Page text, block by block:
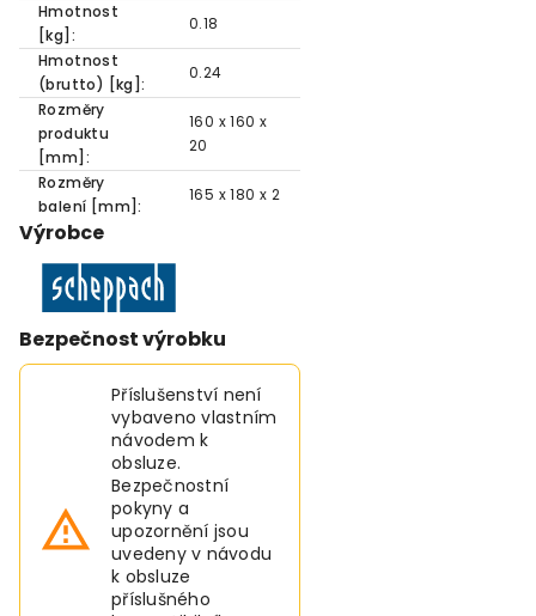
Hmotnost
[kg]:
0.18
Hmotnost
(brutto) [kg]:
0.24
Rozměry
produktu
[mm]:
160 x 160 x
20
Rozměry
balení [mm]:
165 x 180 x 2
Výrobce
Bezpečnost výrobku
Příslušenství není
vybaveno vlastním
návodem k
obsluze.
Bezpečnostní
pokyny a
upozornění jsou
uvedeny v návodu
k obsluze
příslušného